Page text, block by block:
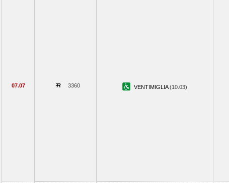
07.07 3360 VENTIMIGLIA(10.03)